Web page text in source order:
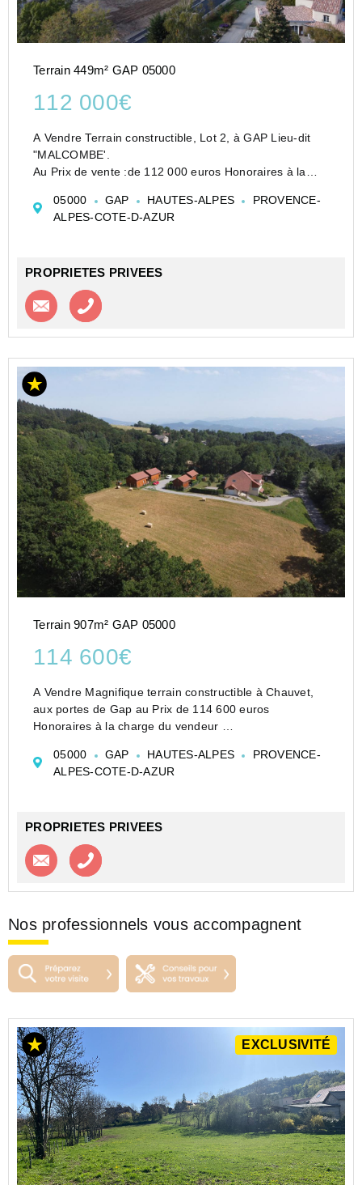
Terrain 449m² GAP 05000
112 000€
A Vendre Terrain constructible, Lot 2, à GAP Lieu-dit
"MALCOMBE'.
Au Prix de vente :de 112 000 euros Honoraires à la
Découvrez ce terrain constructible situé dans un
lotissement de 9 lots, au sein d'un secteur calme...
05000 GAP HAUTES-ALPES
PROVENCE-
ALPES-COTE-D-AZUR
PROPRIETES PRIVEES
Contacter l'agence
Terrain 907m² GAP 05000
114 600€
A Vendre Magnifique terrain constructible à Chauvet,
aux portes de Gap au Prix de 114 600 euros
Honoraires à la charge du vendeur
découvrez ce superbe terrain plat et entièrement
viabilisé de 907 m², idéa...
05000 GAP HAUTES-ALPES
PROVENCE-
ALPES-COTE-D-AZUR
PROPRIETES PRIVEES
Contacter l'agence
Nos professionnels vous accompagnent
EXCLUSIVITÉ